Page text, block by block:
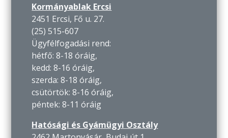
Kormányablak Ercsi
2451 Ercsi, Fő u. 27.
(25) 515-607
Ügyfélfogadási rend:
hétfő: 8-18 óráig,
kedd: 8-16 óráig,
szerda: 8-18 óráig,
csütörtök: 8-16 óráig,
péntek: 8-11 óráig
Hatósági és Gyámügyi Osztály